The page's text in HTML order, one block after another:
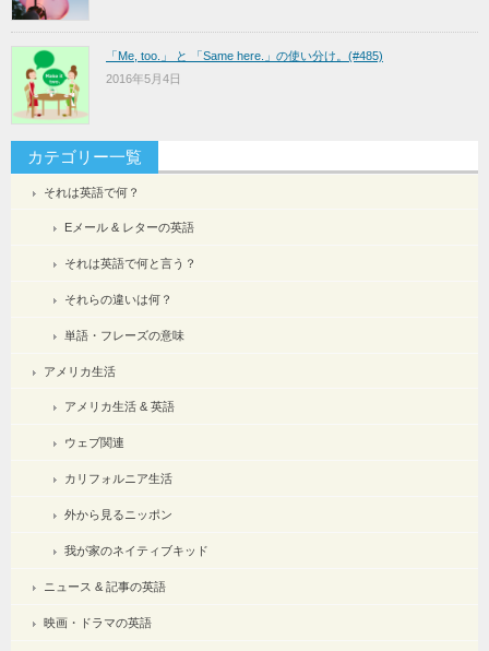
「Me, too.」 と 「Same here.」の使い分け。(#485)
2016年5月4日
カテゴリー一覧
それは英語で何？
Eメール & レターの英語
それは英語で何と言う？
それらの違いは何？
単語・フレーズの意味
アメリカ生活
アメリカ生活 & 英語
ウェブ関連
カリフォルニア生活
外から見るニッポン
我が家のネイティブキッド
ニュース & 記事の英語
映画・ドラマの英語